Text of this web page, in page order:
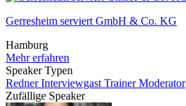
Gerresheim serviert GmbH & Co. KG
Hamburg
Mehr erfahren
Speaker Typen
RednerInterviewgast TrainerModerator
Zufällige Speaker